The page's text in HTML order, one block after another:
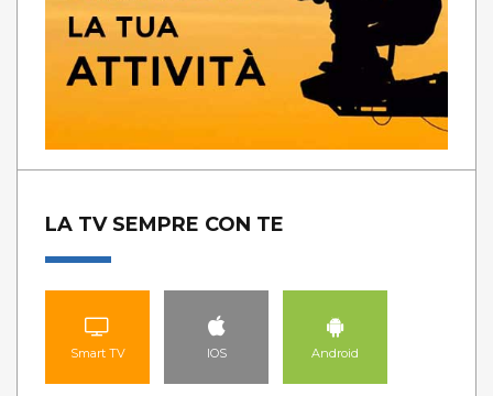
LA TV SEMPRE CON TE
Smart TV IOS Android